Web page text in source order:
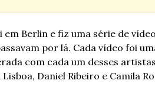
em Berlin e fiz uma série de
por lá. Cada vídeo foi
com cada um desses
Daniel Ribeiro e Camila